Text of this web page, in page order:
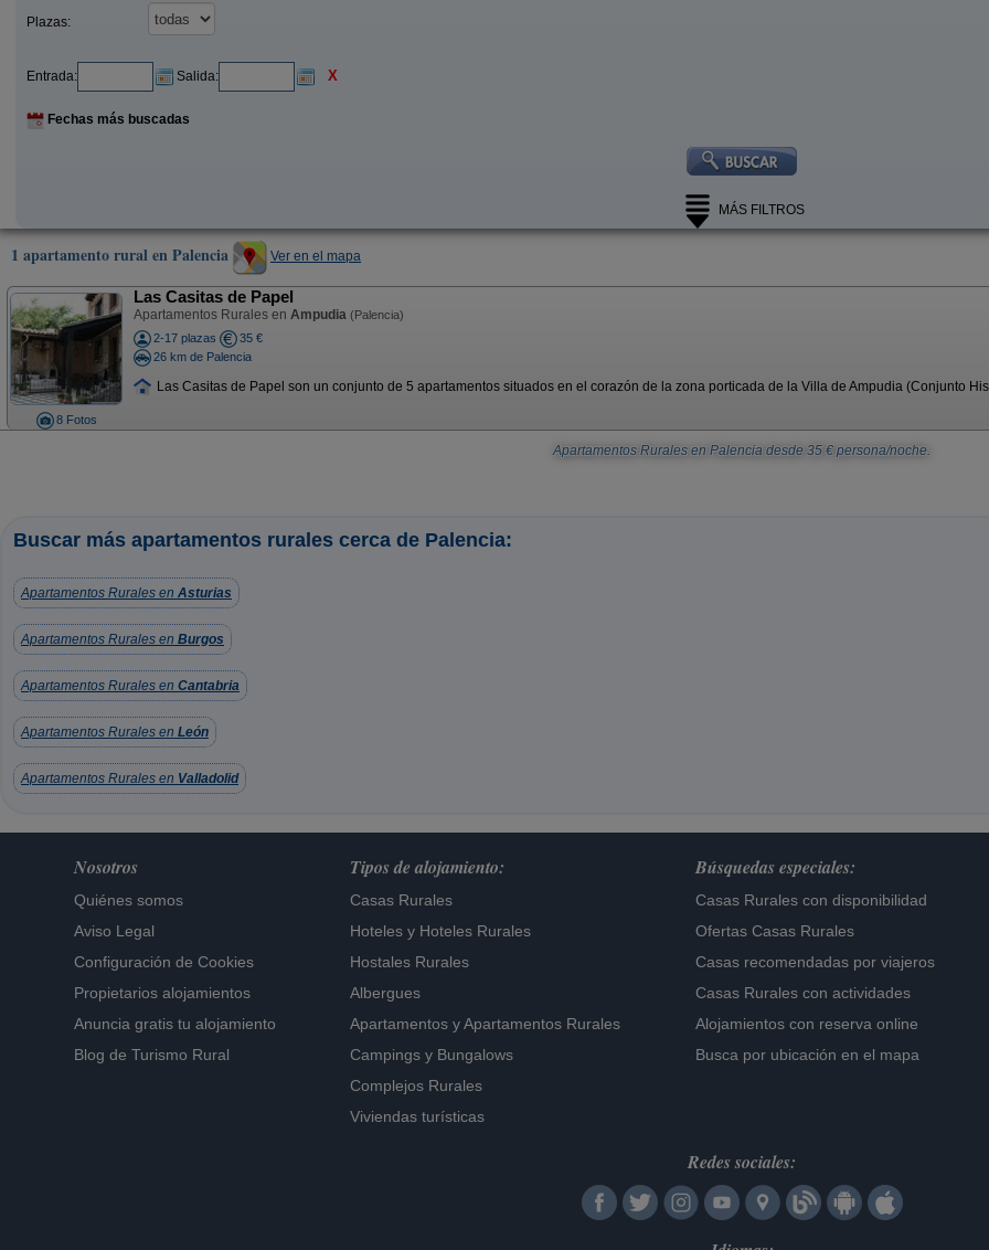
Plazas:
Entrada: Salida: X
Fechas más buscadas
MÁS FILTROS
1 apartamento rural en Palencia Ver en el mapa
8 Fotos
Las Casitas de Papel
Apartamentos Rurales en Ampudia (Palencia)
2-17 plazas
35 €
26 km de Palencia
Las Casitas de Papel son un conjunto de 5 apartamentos situados en el corazón de la zona porticada de la Villa de Ampudia (Conjunto
Apartamentos Rurales en Palencia desde 35 € persona/noche.
Buscar más apartamentos rurales cerca de Palencia:
Apartamentos Rurales en Asturias
Apartamentos Rurales en Burgos
Apartamentos Rurales en Cantabria
Apartamentos Rurales en León
Apartamentos Rurales en Valladolid
Nosotros
Quiénes somos
Aviso Legal
Configuración de Cookies
Propietarios alojamientos
Anuncia gratis tu alojamiento
Blog de Turismo Rural
Tipos de alojamiento:
Casas Rurales
Hoteles y Hoteles Rurales
Hostales Rurales
Albergues
Apartamentos yApartamentos Rurales
Campings y Bungalows
Complejos Rurales
Viviendas turísticas
Búsquedas especiales:
Casas Rurales con disponibilidad
Ofertas Casas Rurales
Casas recomendadas por viajeros
Casas Rurales con actividades
Alojamientos con reserva online
Busca por ubicación en el mapa
Redes sociales: